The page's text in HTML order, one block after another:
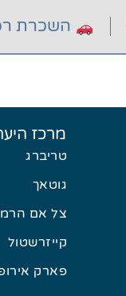
השכרת
מרכז
טריברג
גוטאך
צל אם
קייזרשטול
פארק